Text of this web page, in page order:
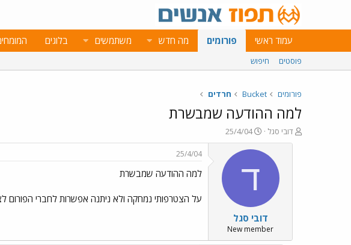
עמוד ראשי פורומים מה חדש משתמשים בלוגים
פוסטים חיפוש
פורומים Bucket חרדים
למה ההודעה שמבשרת
פ
ו
דובי סגל
פ
ו
ר
ם
א
ר
י
ך
25/4/04
ד
דובי סגל
New member
25/4/04
למה ההודעה שמבשרת
על הצטרפותי נמחקה ולא ניתנה אפשרות לחברי